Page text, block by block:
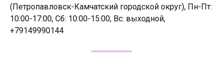
(Петропавловск-Камчатский городской округ), Пн-Пт:
10:00-17:00, Сб: 10:00-15:00, Вс: выходной,
+79149990144